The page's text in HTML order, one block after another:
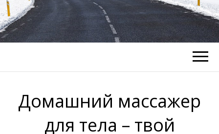
Домашний массажер
для тела – твой